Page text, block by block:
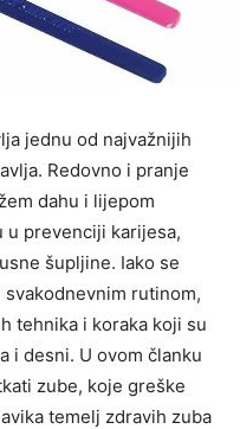
jednu od najvažnijih
Redovno i pranje
dahu i lijepom
u prevenciji karijesa,
šupljine. Iako se
rutinom,
tehnika i koraka koji su
i desni. U ovom članku
zube, koje greške
temelj zdravih zuba